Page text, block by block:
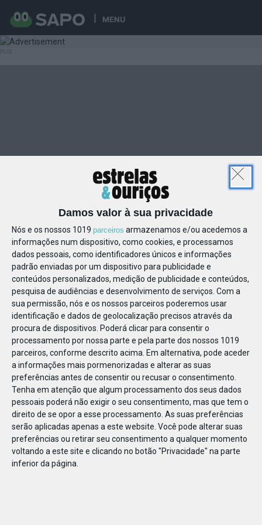
MENU
Damos valor à sua privacidade
Nós e os nossos 1019 parceiros armazenamos e/ou acedemos a
informações num dispositivo, como cookies, e processamos
dados pessoais, como identificadores únicos e informações
padrão enviadas por um dispositivo para publicidade e
conteúdos personalizados, medição de publicidade e conteúdos,
pesquisa de audiências e desenvolvimento de serviços. Com a
sua permissão, nós e os nossos parceiros poderemos usar
identificação e dados de geolocalização precisos através da
procura de dispositivos. Poderá clicar para consentir o
processamento por nossa parte e pela parte dos nossos 1019
parceiros, conforme descrito acima. Em alternativa, pode aceder
a informações mais pormenorizadas e alterar as suas
preferências antes de consentir ou recusar o consentimento.
Tenha em atenção que algum processamento dos seus dados
pessoais poderá não exigir o seu consentimento, mas que tem o
direito de se opor a esse processamento. As suas preferências
serão aplicadas apenas a este website. Você pode alterar suas
preferências ou retirar seu consentimento a qualquer momento
voltando a este site e clicando no botão "Privacidade" na parte
inferior da página.
83618121859990